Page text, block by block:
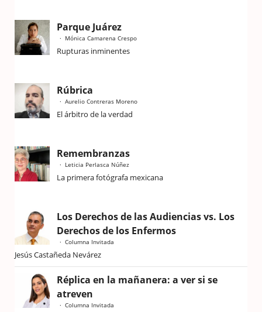
Parque Juárez
Mónica Camarena Crespo
Rupturas inminentes
Rúbrica
Aurelio Contreras Moreno
El árbitro de la verdad
Remembranzas
Leticia Perlasca Núñez
La primera fotógrafa mexicana
Los Derechos de las Audiencias vs. Los
Derechos de los Enfermos
Columna Invitada
Jesús Castañeda Nevárez
Réplica en la mañanera: a ver si se
atreven
Columna Invitada